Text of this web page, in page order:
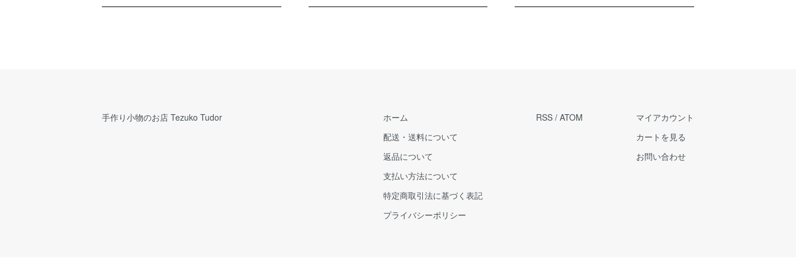
手作り小物のお店 Tezuko Tudor
ホーム
配送・送料について
返品について
支払い方法について
特定商取引法に基づく表記
プライバシーポリシー
RSS / ATOM
マイアカウント
カートを見る
お問い合わせ